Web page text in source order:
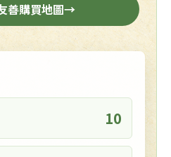
善購買地圖→
10